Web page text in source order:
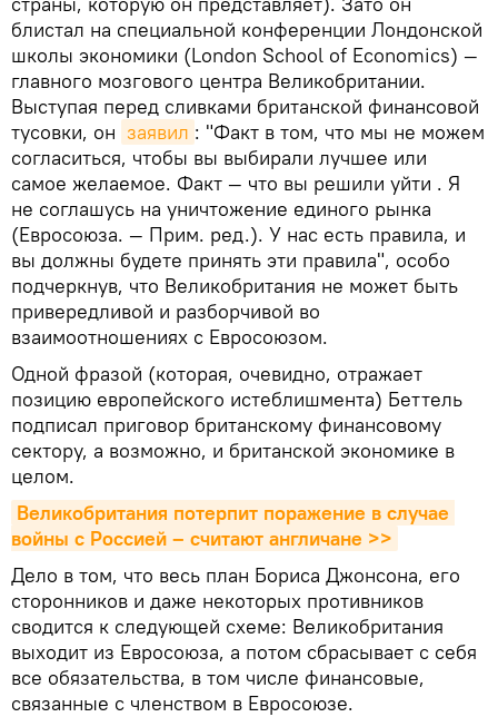
блистал на специальной конференции Лондонской
школы экономики (London School of Economics) —
главного мозгового центра Великобритании.
Выступая перед сливками британской финансовой
тусовки, он заявил : "Факт в том, что мы не можем
согласиться, чтобы вы выбирали лучшее или
самое желаемое. Факт — что вы решили уйти . Я
не соглашусь на уничтожение единого рынка
(Евросоюза. — Прим. ред.). У нас есть правила, и
вы должны будете принять эти правила", особо
подчеркнув, что Великобритания не может быть
привередливой и разборчивой во
взаимоотношениях с Евросоюзом.
Одной фразой (которая, очевидно, отражает
позицию европейского истеблишмента) Беттель
подписал приговор британскому финансовому
сектору, а возможно, и британской экономике в
целом.
Великобритания потерпит поражение в случае
войны с Россией – считают англичане >>
Дело в том, что весь план Бориса Джонсона, его
сторонников и даже некоторых противников
сводится к следующей схеме: Великобритания
выходит из Евросоюза, а потом сбрасывает с себя
все обязательства, в том числе финансовые,
связанные с членством в Евросоюзе.